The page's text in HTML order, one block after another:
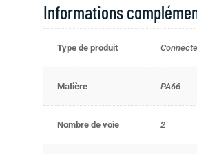
type
C
Informations
Type de produit
Matière PA66
Nombre de voie 2